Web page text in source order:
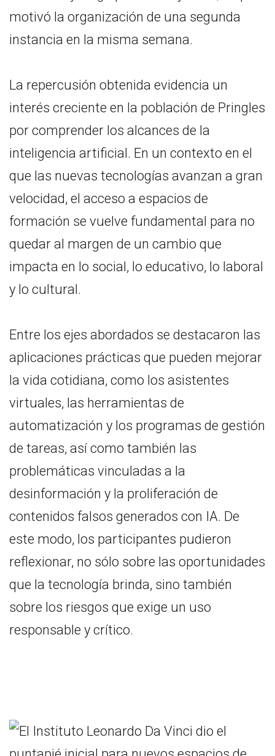
motivó la organización de una segunda
instancia en la misma semana.
La repercusión obtenida evidencia un
interés creciente en la población de Pringles
por comprender los alcances de la
inteligencia artificial. En un contexto en el
que las nuevas tecnologías avanzan a gran
velocidad, el acceso a espacios de
formación se vuelve fundamental para no
quedar al margen de un cambio que
impacta en lo social, lo educativo, lo laboral
y lo cultural.
Entre los ejes abordados se destacaron las
aplicaciones prácticas que pueden mejorar
la vida cotidiana, como los asistentes
virtuales, las herramientas de
automatización y los programas de gestión
de tareas, así como también las
problemáticas vinculadas a la
desinformación y la proliferación de
contenidos falsos generados con IA. De
este modo, los participantes pudieron
reflexionar, no sólo sobre las oportunidades
que la tecnología brinda, sino también
sobre los riesgos que exige un uso
responsable y crítico.